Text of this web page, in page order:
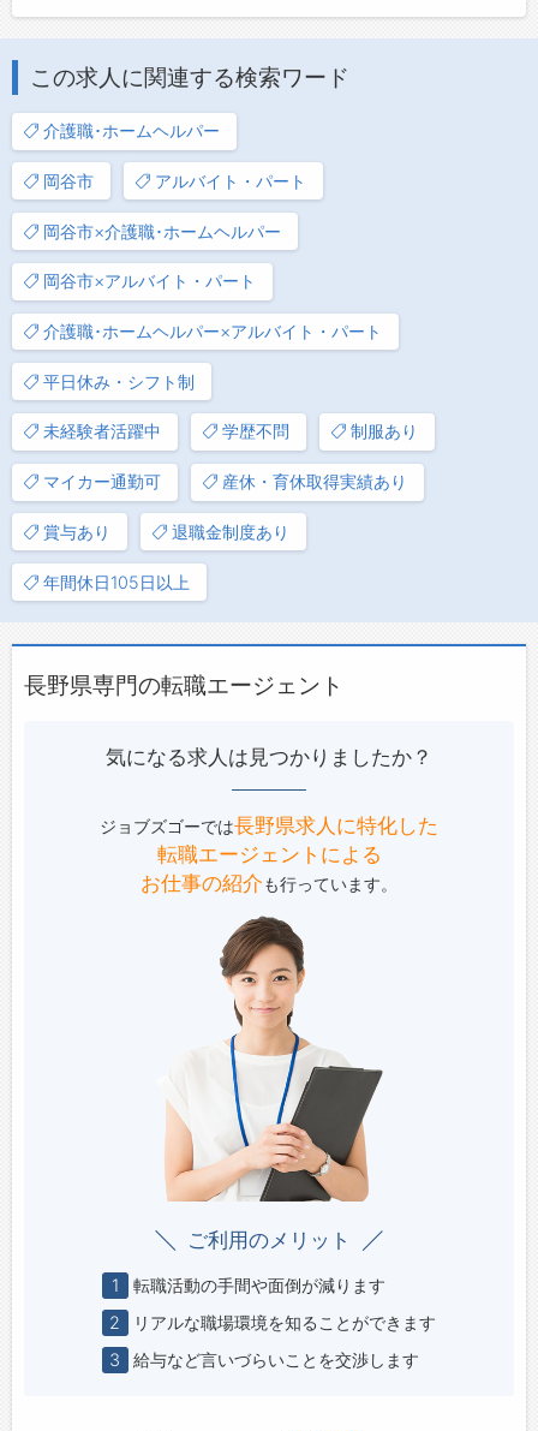
この求人に関連する検索ワード
介護職･ホームヘルパー
岡谷市 アルバイト・パート
岡谷市×介護職･ホームヘルパー
岡谷市×アルバイト・パート
介護職･ホームヘルパー×アルバイト・パート
平日休み・シフト制
未経験者活躍中 学歴不問 制服あり
マイカー通勤可 産休・育休取得実績あり
賞与あり 退職金制度あり
年間休日105日以上
長野県専門の転職エージェント
気になる求人は見つかりましたか？
ジョブズゴーでは長野県求人に特化した
転職エージェントによる
お仕事の紹介も行っています。
ご利用のメリット
1
転職活動の手間や面倒が減ります
2
リアルな職場環境を知ることができます
3
給与など言いづらいことを交渉します